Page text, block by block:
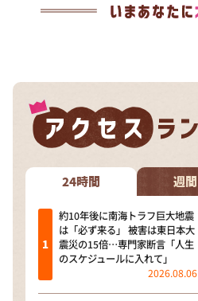
24時間 週間
約10年後に南海トラフ巨大地震
は「必ず来る」 被害は東日本大
震災の15倍…専門家断言「人生
のスケジュールに入れて」
2026.08.06